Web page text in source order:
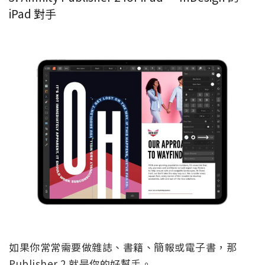
iPad 對手
如果你常常需要做雜誌、書籍、簡報或電子書，那